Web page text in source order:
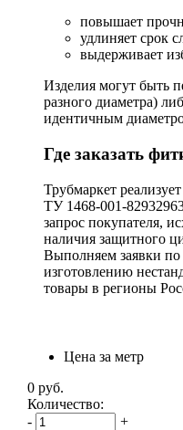
повышает
удлиняет срок
выдерживает
Изделия могут быть
разного диаметра)
идентичным
Где заказать
Трубмаркет
ТУ 1468-001-
запрос покупателя,
наличия защитного
Выполняем заявки
изготовлению
товары в регионы
Цена за метр
0 руб.
Количество:
-
+